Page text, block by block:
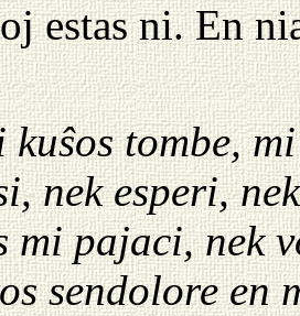
estas ni. En
tombe,
nek esperi,
mi pajaci, nek
sendolore en